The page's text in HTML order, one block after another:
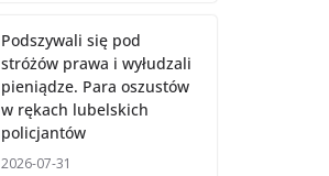
Podszywali się pod
stróżów prawa i wyłudzali
pieniądze. Para oszustów
w rękach lubelskich
policjantów
2026-07-31